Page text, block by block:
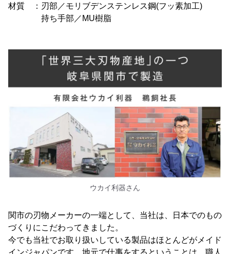
材質 ：刃部／モリブデンステンレス鋼(フッ素加工)
持ち手部／MU樹脂
ウカイ利器さん
関市の刃物メーカーの一端として、当社は、日本でのもの
づくりにこだわってきました。
今でも当社でお取り扱いしている製品はほとんどがメイド
インジャパンです。地元で仕事をするということは、職人